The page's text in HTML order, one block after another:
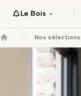
Le Bois
Accueil
Nos sélections